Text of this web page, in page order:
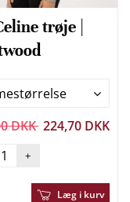
trøje |
DKK 224,70 DKK
+
Læg i kurv